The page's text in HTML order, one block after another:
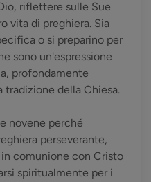
riflettere sulle Sue
vita di preghiera. Sia
o si preparino per
sono un'espressione
profondamente
tradizione della Chiesa.
novene perché
perseverante,
comunione con Cristo
spiritualmente per i